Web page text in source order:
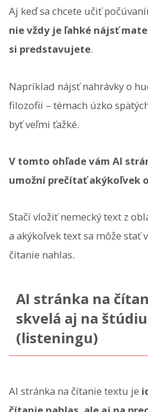
Aj keď sa chcete učiť
nie vždy je ľahké nájsť
si predstavujete.
Napríklad nájsť nahrávky o
filozofii – témach úzko
byť veľmi ťažké.
V tomto ohľade vám AI
umožní prečítať akýkoľvek
Stačí vložiť nemecký text z
a akýkoľvek text sa môže stať
čítanie nahlas.
AI stránka na
skvelá aj na
(listeningu)
AI stránka na čítanie textu je